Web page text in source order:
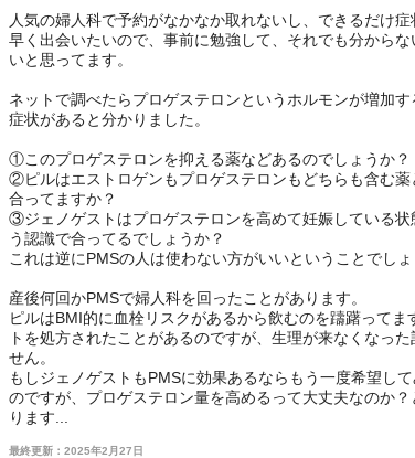
人気の婦人科で予約がなかなか取れないし、できるだけ症
早く出会いたいので、事前に勉強して、それでも分からな
いと思ってます。
ネットで調べたらプロゲステロンというホルモンが増加
症状があると分かりました。
①このプロゲステロンを抑える薬などあるのでしょうか？
②ピルはエストロゲンもプロゲステロンもどちらも含む薬
合ってますか？
③ジェノゲストはプロゲステロンを高めて妊娠している状
う認識で合ってるでしょうか？
これは逆にPMSの人は使わない方がいいということでしょ
産後何回かPMSで婦人科を回ったことがあります。
ピルはBMI的に血栓リスクがあるから飲むのを躊躇ってま
トを処方されたことがあるのですが、生理が来なくなった
せん。
もしジェノゲストもPMSに効果あるならもう一度希望し
のですが、プロゲステロン量を高めるって大丈夫なのか
ります...
最終更新：2025年2月27日